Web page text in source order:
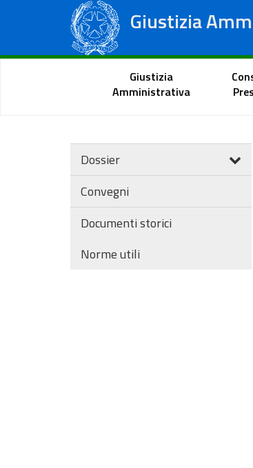
Giustizia
Tribunali
Portale del
Giustizia
Amministrativa
Dossier
Convegni
Documenti storici
Norme utili